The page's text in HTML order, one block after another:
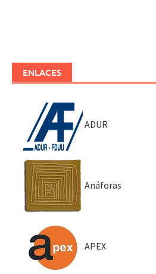
ENLACES
ADUR
Anáforas
APEX